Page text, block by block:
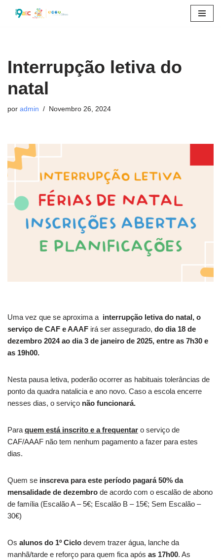
conteúdo
Interrupção letiva do
natal
por admin Novembro 26, 2024
Uma vez que se aproxima a interrupção letiva do natal, o
serviço de CAF e AAAF irá ser assegurado, do dia 18 de
dezembro 2024 ao dia 3 de janeiro de 2025, entre as 7h30 e
as 19h00.
Nesta pausa letiva, poderão ocorrer as habituais tolerâncias de
ponto da quadra natalicia e ano novo. Caso a escola encerre
nesses dias, o serviço não funcionará.
Para quem está inscrito e a frequentar o serviço de
CAF/AAAF não tem nenhum pagamento a fazer para estes
dias.
Quem se inscreva para este período pagará 50% da
mensalidade de dezembro de acordo com o escalão de abono
de família (Escalão A – 5€; Escalão B – 15€; Sem Escalão –
30€)
Os alunos do 1º Ciclo devem trazer água, lanche da
manhã/tarde e reforço para quem fica após as 17h00. As